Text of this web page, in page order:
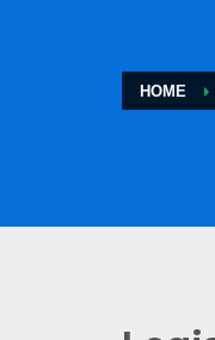
HOME